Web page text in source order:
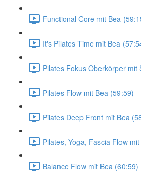
Functional Core mit Bea
It's Pilates Time mit Bea
Pilates Fokus Oberkörper mit
Pilates Flow mit Bea (59:59)
Pilates Deep Front mit Bea
Pilates, Yoga, Fascia Flow
Balance Flow mit Bea (60:59)